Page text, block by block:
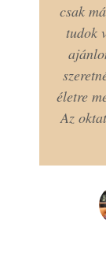
csak
tudok
életre
Az